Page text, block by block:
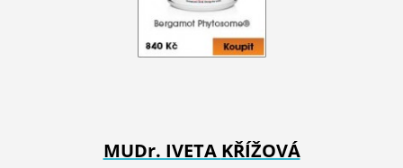
MUDr. IVETA KŘÍŽOVÁ